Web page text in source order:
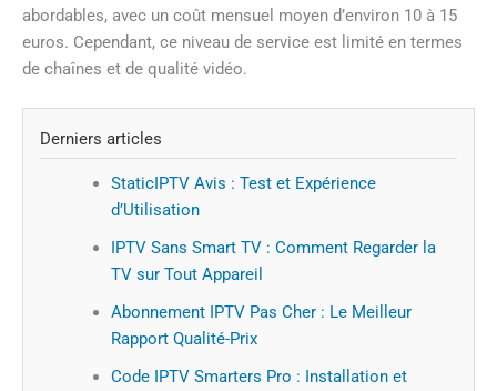
abordables, avec un coût mensuel moyen d’environ 10 à 15
euros. Cependant, ce niveau de service est limité en termes
de chaînes et de qualité vidéo.
Derniers articles
StaticIPTV Avis : Test et Expérience
d’Utilisation
IPTV Sans Smart TV : Comment Regarder la
TV sur Tout Appareil
Abonnement IPTV Pas Cher : Le Meilleur
Rapport Qualité-Prix
Code IPTV Smarters Pro : Installation et